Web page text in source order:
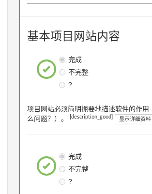
基本项目网站内容
完成
不完整
?
项目网站必须简明扼要地描述软件的作用
么问题？）。
[description_good] 显示详细资料
完成
不完整
?